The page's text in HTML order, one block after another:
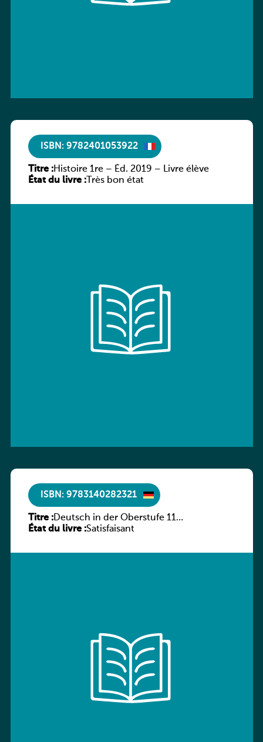
ISBN: 9782401053922
Titre :Histoire 1re – Éd. 2019 – Livre élève
État du livre :Très bon état
ISBN: 9783140282321
Titre :Deutsch in der Oberstufe 11
(Schülerbuch) Ausgabe Bayern
État du livre :Satisfaisant